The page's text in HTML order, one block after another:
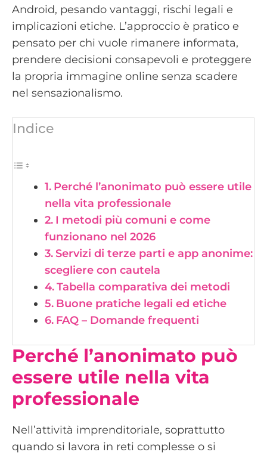
Android, pesando vantaggi, rischi legali e
implicazioni etiche. L’approccio è pratico e
pensato per chi vuole rimanere informata,
prendere decisioni consapevoli e proteggere
la propria immagine online senza scadere
nel sensazionalismo.
Indice
Perché l’anonimato può essere utile
nella vita professionale
I metodi più comuni e come
funzionano nel 2026
Servizi di terze parti e app anonime:
scegliere con cautela
Tabella comparativa dei metodi
Buone pratiche legali ed etiche
FAQ – Domande frequenti
Perché l’anonimato può
essere utile nella vita
professionale
Nell’attività imprenditoriale, soprattutto
quando si lavora in reti complesse o si